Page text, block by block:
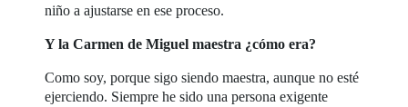
niño a ajustarse en ese proceso.
Y la Carmen de Miguel maestra ¿cómo era?
Como soy, porque sigo siendo maestra, aunque no esté
ejerciendo. Siempre he sido una persona exigente